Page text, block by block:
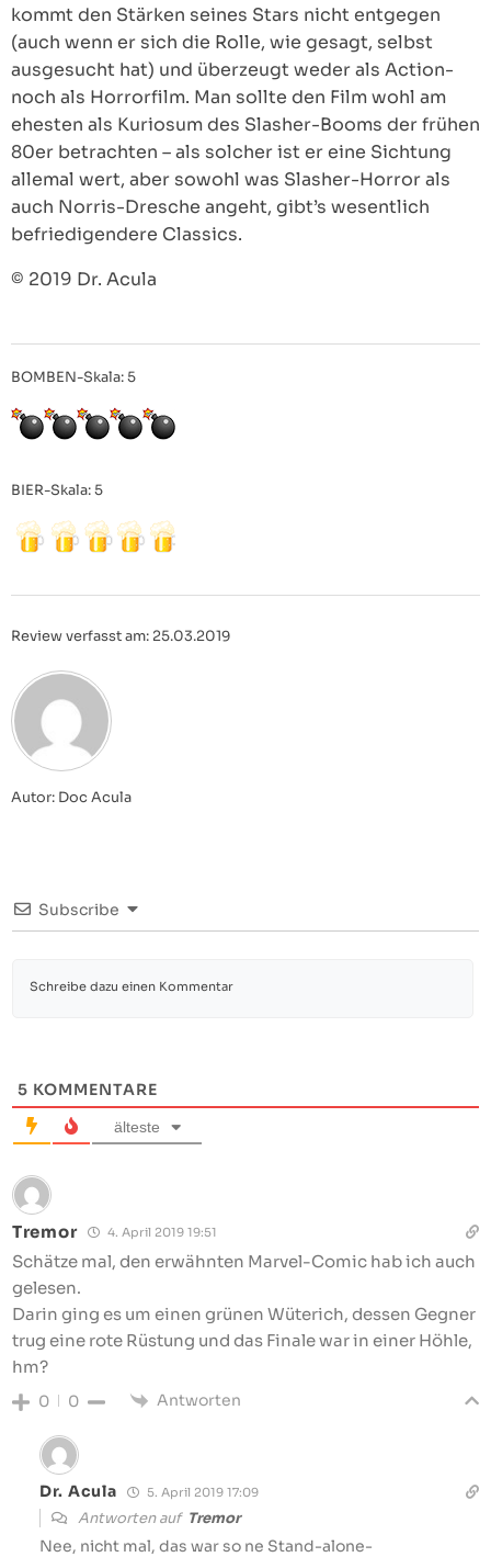
kommt den Stärken seines Stars nicht entgegen
(auch wenn er sich die Rolle, wie gesagt, selbst
ausgesucht hat) und überzeugt weder als Action-
noch als Horrorfilm. Man sollte den Film wohl am
ehesten als Kuriosum des Slasher-Booms der frühen
80er betrachten – als solcher ist er eine Sichtung
allemal wert, aber sowohl was Slasher-Horror als
auch Norris-Dresche angeht, gibt’s wesentlich
befriedigendere Classics.
© 2019 Dr. Acula
BOMBEN-Skala: 5
BIER-Skala: 5
Review verfasst am: 25.03.2019
Autor: Doc Acula
Subscribe
5 KOMMENTARE
älteste
Tremor 4. April 2019 19:51
Schätze mal, den erwähnten Marvel-Comic hab ich auch
gelesen.
Darin ging es um einen grünen Wüterich, dessen Gegner
trug eine rote Rüstung und das Finale war in einer Höhle,
hm?
0 0 Antworten
Dr. Acula 5. April 2019 17:09
Antworten auf Tremor
Nee, nicht mal, das war so ne Stand-alone-